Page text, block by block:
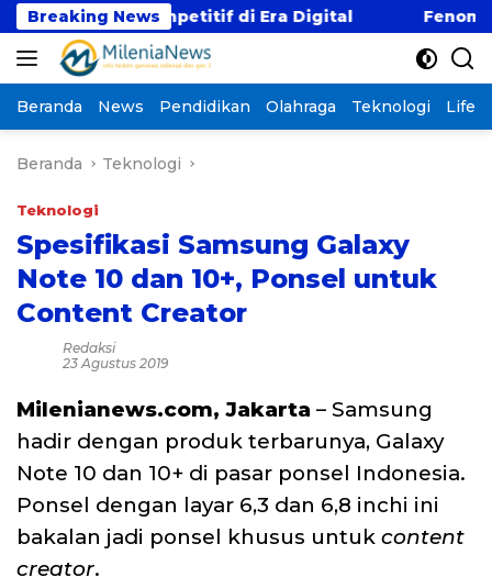
Langsung
ke
konten
Breaking News
Gaji Kompetitif di Era Digital Fenomena
Beranda News Pendidikan Olahraga Teknologi
Beranda Teknologi
Teknologi
Spesifikasi Samsung Galaxy
Note 10 dan 10+, Ponsel untuk
Content Creator
Redaksi
23 Agustus 2019
Milenianews.com, Jakarta – Samsung
hadir dengan produk terbarunya, Galaxy
Note 10 dan 10+ di pasar ponsel Indonesia.
Ponsel dengan layar 6,3 dan 6,8 inchi ini
bakalan jadi ponsel khusus untuk content
creator.